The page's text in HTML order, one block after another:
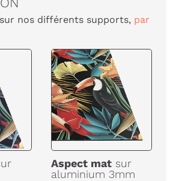
nos différents supports, par
Aspect mat sur
aluminium 3mm